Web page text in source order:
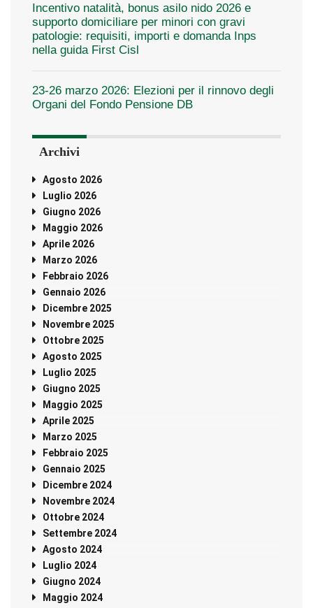
Incentivo natalità, bonus asilo nido 2026 e
supporto domiciliare per minori con gravi
patologie: requisiti, importi e domanda Inps
nella guida First Cisl
23-26 marzo 2026: Elezioni per il rinnovo degli
Organi del Fondo Pensione DB
Archivi
Agosto 2026
Luglio 2026
Giugno 2026
Maggio 2026
Aprile 2026
Marzo 2026
Febbraio 2026
Gennaio 2026
Dicembre 2025
Novembre 2025
Ottobre 2025
Agosto 2025
Luglio 2025
Giugno 2025
Maggio 2025
Aprile 2025
Marzo 2025
Febbraio 2025
Gennaio 2025
Dicembre 2024
Novembre 2024
Ottobre 2024
Settembre 2024
Agosto 2024
Luglio 2024
Giugno 2024
Maggio 2024